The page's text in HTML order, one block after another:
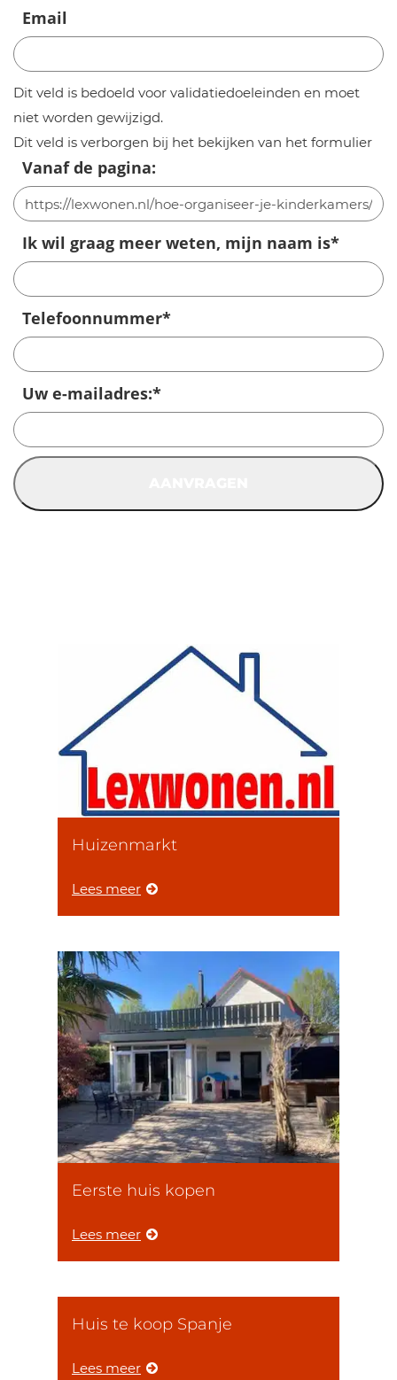
Email
Dit veld is bedoeld voor validatiedoeleinden en moet
niet worden gewijzigd.
Dit veld is verborgen bij het bekijken van het formulier
Vanaf de pagina:
Ik wil graag meer weten, mijn naam is*
Telefoonnummer*
Uw e-mailadres:*
Huizenmarkt
Lees meer
Eerste huis kopen
Lees meer
Huis te koop Spanje
Lees meer